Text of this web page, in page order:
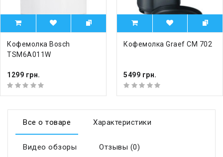
Кофемолка Bosch
TSM6A011W
1299 грн.
Кофемолка Graef CM 702
5499 грн.
Все о товаре Характеристики
Видео обзоры Отзывы (0)